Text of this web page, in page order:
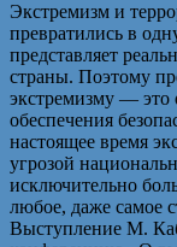
Экстремизм и
превратились в
представляет
страны. Поэтому
экстремизму — это
обеспечения
настоящее время
угрозой
исключительно
любое, даже самое
Выступление М.